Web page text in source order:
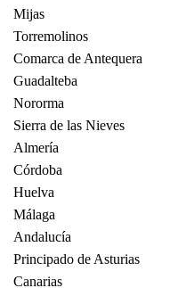
Mijas
Torremolinos
Comarca de Antequera
Guadalteba
Nororma
Sierra de las Nieves
Almería
Córdoba
Huelva
Málaga
Andalucía
Principado de Asturias
Canarias